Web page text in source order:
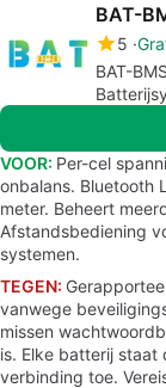
BAT-
5
BAT-
VOOR: Per-cel
onbalans. Bluetooth
meter. Beheert
Afstandsbediening
systemen.
TEGEN:
vanwege
missen
is. Elke batterij staat
verbinding toe.